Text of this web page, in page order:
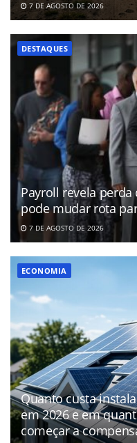
7 DE AGOSTO DE 2026
DESTAQUES
Payroll revela
pode mudar rota
7 DE AGOSTO DE 2026
ECONOMIA
Quanto custa
em 2026 e em
começar a